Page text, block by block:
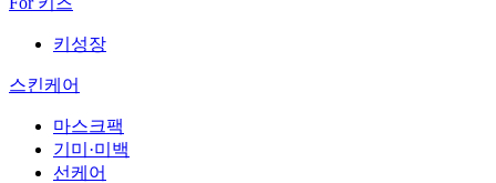
키성장
스킨케어
마스크팩
기미·미백
선케어